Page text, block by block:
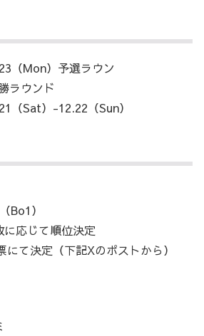
（Mon）予選ラウン
ラウンド
（Sat）-12.22（Sun）
Bo1）
応じて順位決定
て決定（下記Xのポストから）